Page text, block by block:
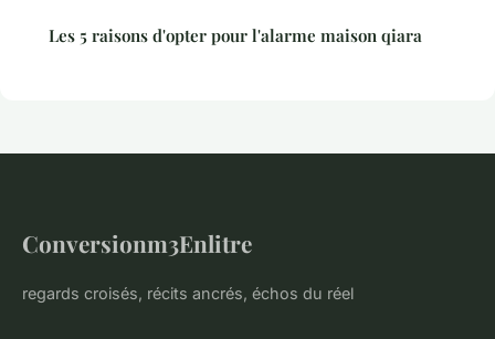
Les 5 raisons d'opter pour l'alarme maison qiara
Conversionm3Enlitre
regards croisés, récits ancrés, échos du réel